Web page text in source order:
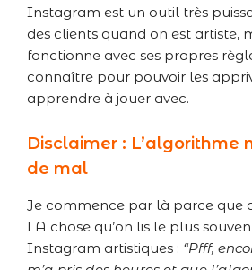
Instagram est un outil très
des clients quand on est artiste,
fonctionne avec ses propres
connaître pour pouvoir les
apprendre à jouer avec.
Disclaimer : L’algorithme
de mal
Je commence par là parce que
LA chose qu’on lis le plus
Instagram artistiques : “Pfff,